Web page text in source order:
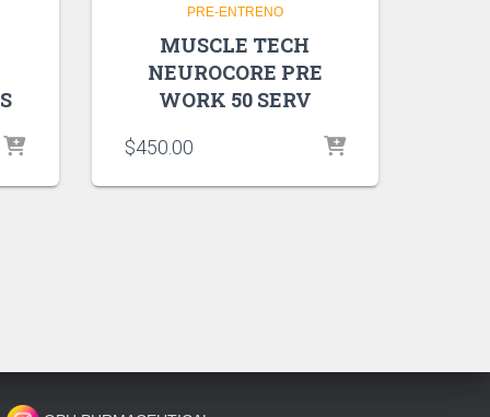
PRE-ENTRENO
MUSCLE TECH
NEUROCORE PRE
WORK 50 SERV
$450.00